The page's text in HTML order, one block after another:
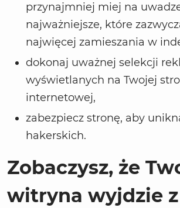
przynajmniej miej na
najważniejsze, które
najwięcej zamieszania w
dokonaj uważnej selekcji
wyświetlanych na Twojej
internetowej,
zabezpiecz stronę, aby
hakerskich.
Zobaczysz, że
witryna wyjdzie